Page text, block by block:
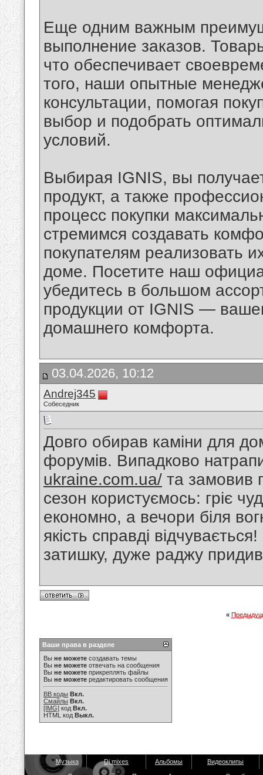
Еще одним важным
выполнение заказов.
что обеспечивает
того, наши опытные
консультации, помогая
выбор и подобрать
условий.
Выбирая IGNIS, вы
продукт, а также
процесс покупки
стремимся создавать
покупателям реализовать
доме. Посетите наш
убедитесь в большом
продукции от IGNIS —
домашнего комфорта.
03.04.2026, 10:12
Andrej345
Собеседник
Довго обирав каміни для
форумів. Випадково
ukraine.com.ua/ та замовив
сезон користуємось: гріє
економно, а вечори біля
якість справді
затишку, дуже раджу
«
Ваши права в разделе
Вы не можете создавать темы
Вы не можете отвечать на сообщения
Вы не можете прикреплять файлы
Вы не можете редактировать сообщения
BB коды Вкл.
Смайлы Вкл.
[IMG] код Вкл.
HTML код Выкл.
Музыка Dj mixes Альбомы Видеоклипы